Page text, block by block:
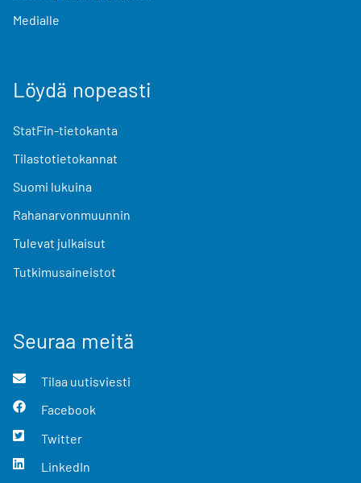
Medialle
Löydä nopeasti
StatFin-tietokanta
Tilastotietokannat
Suomi lukuina
Rahanarvonmuunnin
Tulevat julkaisut
Tutkimusaineistot
Seuraa meitä
Tilaa uutisviesti
Facebook
Twitter
LinkedIn